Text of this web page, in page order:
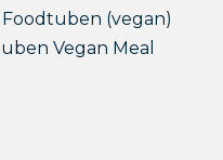
Foodtuben (vegan)
Vegan Meal